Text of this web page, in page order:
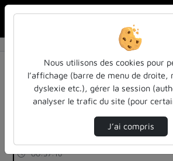
Résultats de la recherche
Filtres actifs (cliquer pour en retirer) :
colloques-et-conferences
sciences-
00:37:16
Nous utilisons des cookies pour
l’affichage (barre de menu de droite,
dyslexie etc.), gérer la session
analyser le trafic du site (pour
J’ai compris